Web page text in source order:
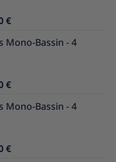
€Le
actuel
Mono-Bassin - 4
€Le
actuel
Mono-Bassin - 4
€Le